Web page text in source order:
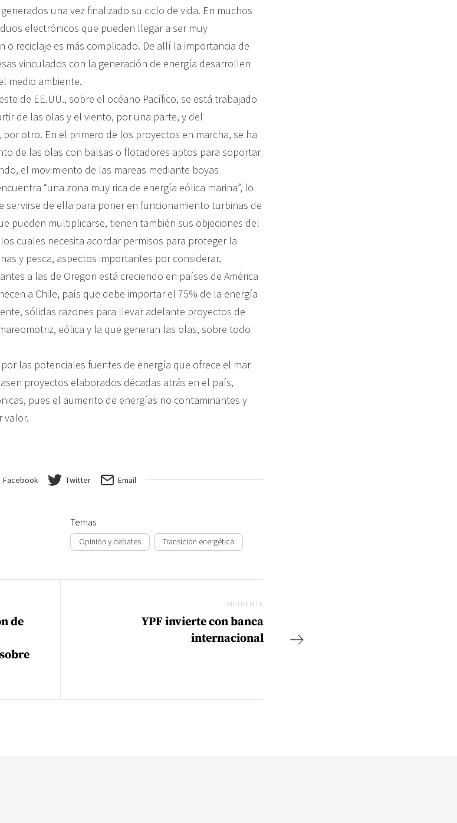
una vez finalizado su ciclo de vida. En muchos
electrónicos que pueden llegar a ser muy
o reciclaje es más complicado. De allí la importancia de
vinculados con la generación de energía desarrollen
medio ambiente.
de EE.UU., sobre el océano Pacífico, se está trabajado
de las olas y el viento, por una parte, y del
otro. En el primero de los proyectos en marcha, se ha
de las olas con balsas o flotadores aptos para soportar
el movimiento de las mareas mediante boyas
“una zona muy rica de energía eólica marina”, lo
servirse de ella para poner en funcionamiento turbinas de
pueden multiplicarse, tienen también sus objeciones del
cuales necesita acordar permisos para proteger la
y pesca, aspectos importantes por considerar.
a las de Oregon está creciendo en países de América
a Chile, país que debe importar el 75% de la energía
sólidas razones para llevar adelante proyectos de
eólica y la que generan las olas, sobre todo
las potenciales fuentes de energía que ofrece el mar
proyectos elaborados décadas atrás en el país,
pues el aumento de energías no contaminantes y
valor.
Facebook Twitter Email
Temas
Opinión y debates Transición energética
de
SIGUIENTE
YPF invierte con banca
internacional